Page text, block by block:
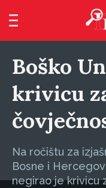
Boško
krivicu
Na ročištu za
Bosne i
negirao je krivicu